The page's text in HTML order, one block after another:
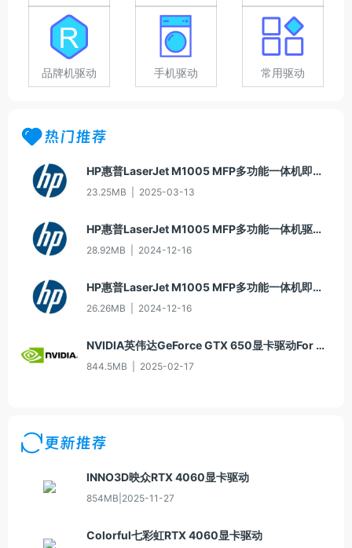
品牌机驱动 手机驱动 常用驱动
热门推荐
HP惠普LaserJet M1005 MFP多功能一体机即插即用驱动20070326版For Win7
23.25MB 2025-03-13
HP惠普LaserJet M1005 MFP多功能一体机驱动20060913版For Win2000/XP
28.92MB 2024-12-16
HP惠普LaserJet M1005 MFP多功能一体机即插即用驱动20070326版For Vista
26.26MB 2024-12-16
NVIDIA英伟达GeForce GTX 650显卡驱动For Win10-64
844.5MB 2025-02-17
更新推荐
INNO3D映众RTX 4060显卡驱动
854MB 2025-11-27
Colorful七彩虹RTX 4060显卡驱动